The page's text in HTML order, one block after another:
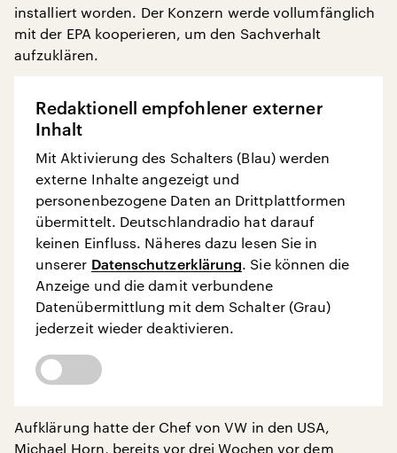
installiert worden. Der Konzern werde vollumfänglich
mit der EPA kooperieren, um den Sachverhalt
aufzuklären.
Redaktionell empfohlener externer
Inhalt
Mit Aktivierung des Schalters (Blau) werden
externe Inhalte angezeigt und
personenbezogene Daten an Drittplattformen
übermittelt. Deutschlandradio hat darauf
keinen Einfluss. Näheres dazu lesen Sie in
unserer Datenschutzerklärung. Sie können die
Anzeige und die damit verbundene
Datenübermittlung mit dem Schalter (Grau)
jederzeit wieder deaktivieren.
Aufklärung hatte der Chef von VW in den USA,
Michael Horn, bereits vor drei Wochen vor dem